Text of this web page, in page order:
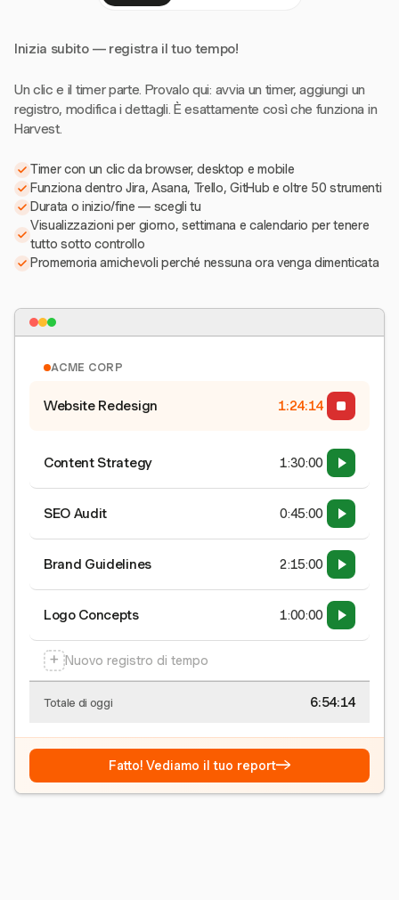
Inizia subito — registra il tuo tempo!
Un clic e il timer parte. Provalo qui: avvia un timer, aggiungi un
registro, modifica i dettagli. È esattamente così che funziona in
Harvest.
Timer con un clic da browser, desktop e mobile
Funziona dentro Jira, Asana, Trello, GitHub e oltre 50 strumenti
Durata o inizio/fine — scegli tu
Visualizzazioni per giorno, settimana e calendario per tenere
tutto sotto controllo
Promemoria amichevoli perché nessuna ora venga dimenticata
ACME CORP
Website Redesign 1:24:15
Content Strategy 1:30:00
SEO Audit 0:45:00
Brand Guidelines 2:15:00
Logo Concepts 1:00:00
+ Nuovo registro di tempo
Totale di oggi 6:54:15
Fatto! Vediamo il tuo report→